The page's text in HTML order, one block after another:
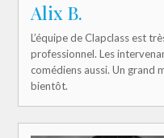
Alix B.
L’équipe de Clapclass est
professionnel. Les
comédiens aussi. Un grand
bientôt.